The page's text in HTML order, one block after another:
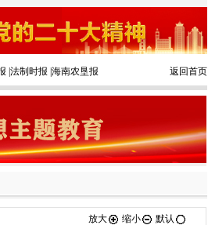
法制时报 海南农垦报 返回首页
放大 缩小 默认